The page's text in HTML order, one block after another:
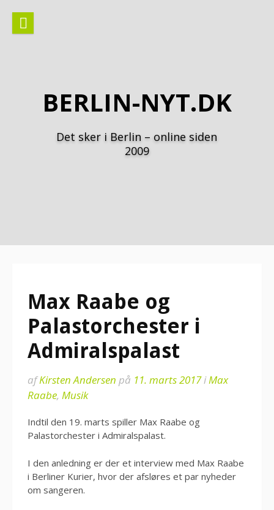
indhold
BERLIN-NYT.DK
Det sker i Berlin – online siden
2009
Max Raabe og
Palastorchester i
Admiralspalast
afKirsten Andersen på 11. marts 2017iMax
Raabe, Musik
Indtil den 19. marts spiller Max Raabe og
Palastorchester i Admiralspalast.
I den anledning er der et interview med Max Raabe
i Berliner Kurier, hvor der afsløres et par nyheder
om sangeren.